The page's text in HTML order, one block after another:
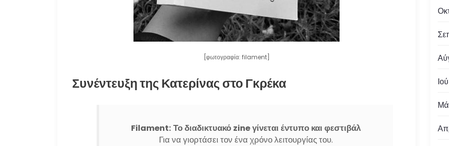
[φωτογραφία: filament]
Συνέντευξη της Κατερίνας στο Γκρέκα
Filament: Το διαδικτυακό zine γίνεται έντυπο και φεστιβάλ
Για να γιορτάσει τον ένα χρόνο λειτουργίας του.